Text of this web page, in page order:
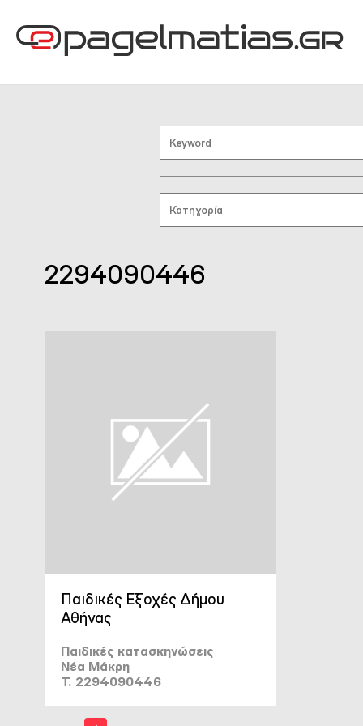
2294090446
Παιδικές Εξοχές Δήμου
Αθήνας
Παιδικές κατασκηνώσεις
Νέα Μάκρη
T. 2294090446